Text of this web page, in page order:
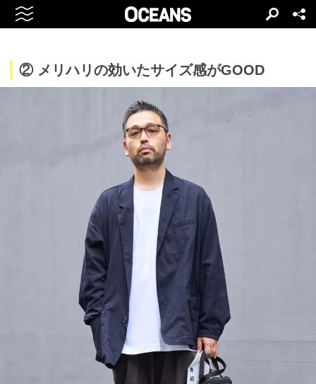
② メリハリの効いたサイズ感がGOOD